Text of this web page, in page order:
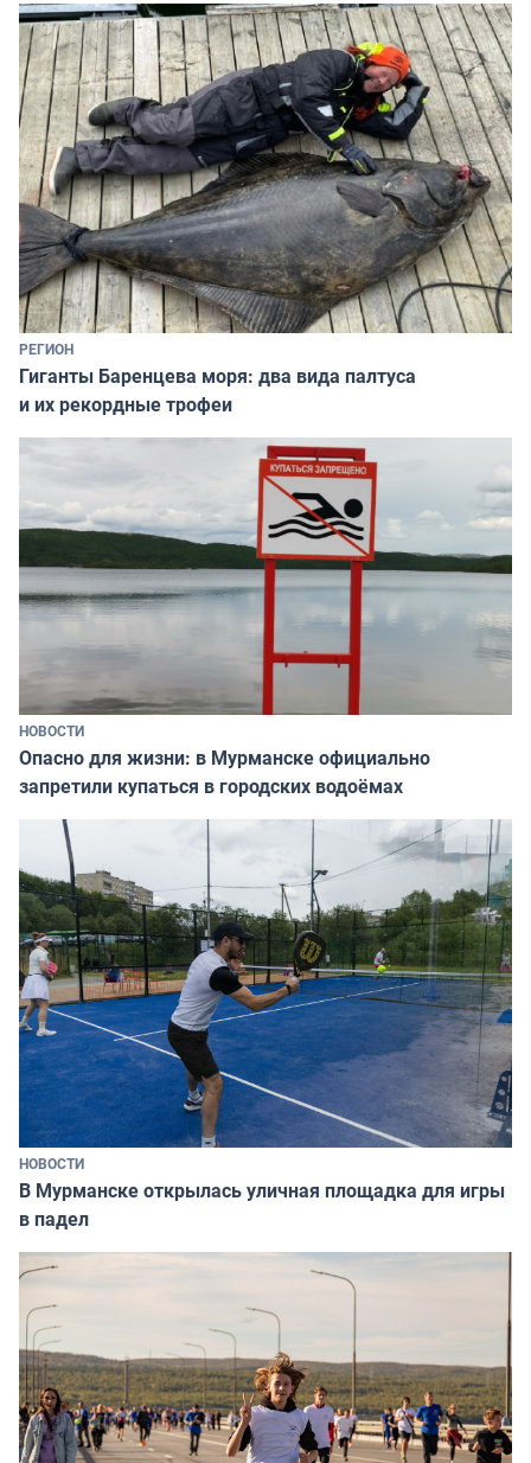
РЕГИОН
Гиганты Баренцева моря: два вида палтуса
и их рекордные трофеи
НОВОСТИ
Опасно для жизни: в Мурманске официально
запретили купаться в городских водоёмах
НОВОСТИ
В Мурманске открылась уличная площадка для игры
в падел